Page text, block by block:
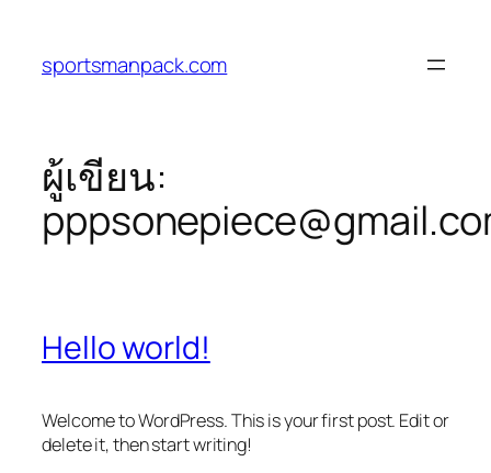
sportsmanpack.com
ผู้เขียน:
Hello world!
Welcome to WordPress. This is your first post. Edit or
delete it, then start writing!